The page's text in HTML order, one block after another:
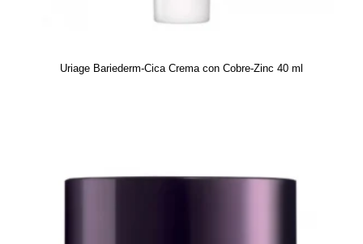
Uriage Bariederm-Cica Crema con Cobre-Zinc 40 ml